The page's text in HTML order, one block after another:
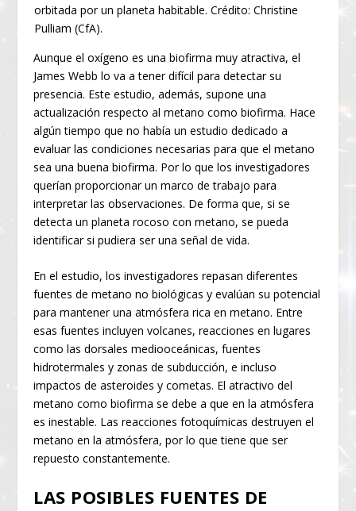
orbitada por un planeta habitable. Crédito: Christine
Pulliam (CfA).
Aunque el oxígeno es una biofirma muy atractiva, el
James Webb lo va a tener difícil para detectar su
presencia. Este estudio, además, supone una
actualización respecto al metano como biofirma. Hace
algún tiempo que no había un estudio dedicado a
evaluar las condiciones necesarias para que el metano
sea una buena biofirma. Por lo que los investigadores
querían proporcionar un marco de trabajo para
interpretar las observaciones. De forma que, si se
detecta un planeta rocoso con metano, se pueda
identificar si pudiera ser una señal de vida.
En el estudio, los investigadores repasan diferentes
fuentes de metano no biológicas y evalúan su potencial
para mantener una atmósfera rica en metano. Entre
esas fuentes incluyen volcanes, reacciones en lugares
como las dorsales mediooceánicas, fuentes
hidrotermales y zonas de subducción, e incluso
impactos de asteroides y cometas. El atractivo del
metano como biofirma se debe a que en la atmósfera
es inestable. Las reacciones fotoquímicas destruyen el
metano en la atmósfera, por lo que tiene que ser
repuesto constantemente.
LAS POSIBLES FUENTES DE